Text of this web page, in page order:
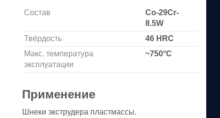
Состав
Co-29Cr-
8.5W
Твёрдость
46 HRC
Макс. температура
эксплуатации
~750°C
Применение
Шнеки экструдера пластмассы.